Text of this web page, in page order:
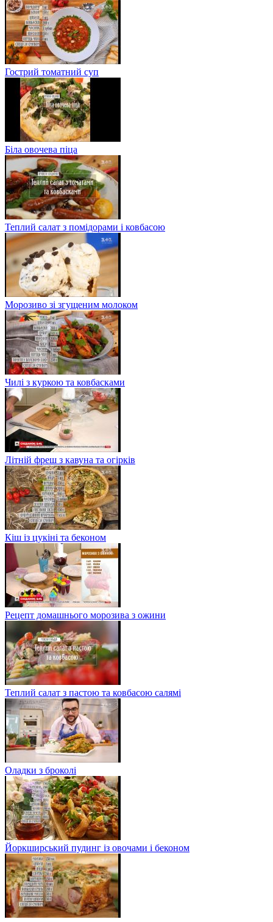
Гострий томатний суп
Біла овочева піца
Теплий салат з помідорами і ковбасою
Морозиво зі згущеним молоком
Чилі з куркою та ковбасками
Літній фреш з кавуна та огірків
Кіш із цукіні та беконом
Рецепт домашнього морозива з ожини
Теплий салат з пастою та ковбасою салямі
Оладки з броколі
Йоркширський пудинг із овочами і беконом